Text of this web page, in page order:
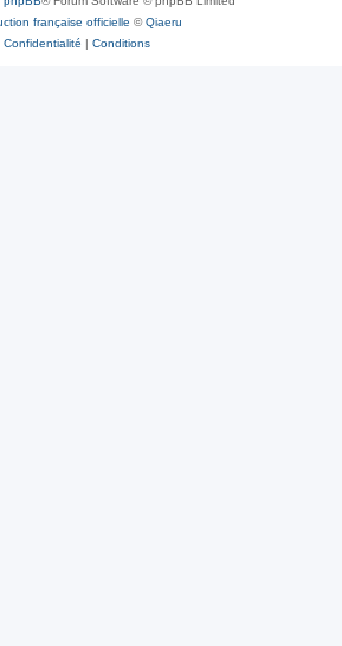
française officielle ©Qiaeru
Confidentialité | Conditions